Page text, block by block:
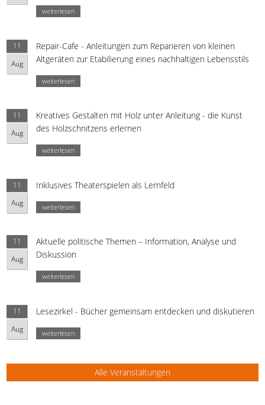
weiterlesen
11
Aug
Repair-Cafe - Anleitungen zum Reparieren von kleinen
Altgeräten zur Etabilierung eines nachhaltigen Lebensstils
weiterlesen
11
Aug
Kreatives Gestalten mit Holz unter Anleitung - die Kunst
des Holzschnitzens erlernen
weiterlesen
11
Aug
Inklusives Theaterspielen als Lernfeld
weiterlesen
11
Aug
Aktuelle politische Themen – Information, Analyse und
Diskussion
weiterlesen
11
Aug
Lesezirkel - Bücher gemeinsam entdecken und diskutieren
weiterlesen
Alle Veranstaltungen